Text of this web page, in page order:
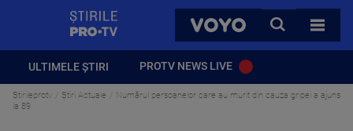
VOYO
CAUTA
TOATE
ULTIMELE ȘTIRI PROTV NEWS LIVE
Stirileprotv Știri Actuale
Numărul persoanelor care au murit din cauza gripei a ajuns
la 89